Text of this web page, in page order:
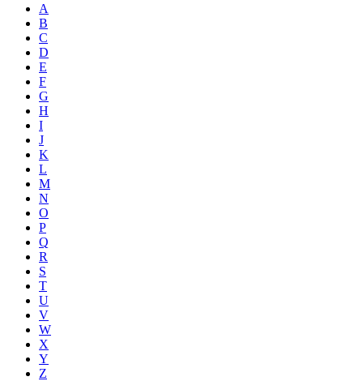
A
B
C
D
E
F
G
H
I
J
K
L
M
N
O
P
Q
R
S
T
U
V
W
X
Y
Z